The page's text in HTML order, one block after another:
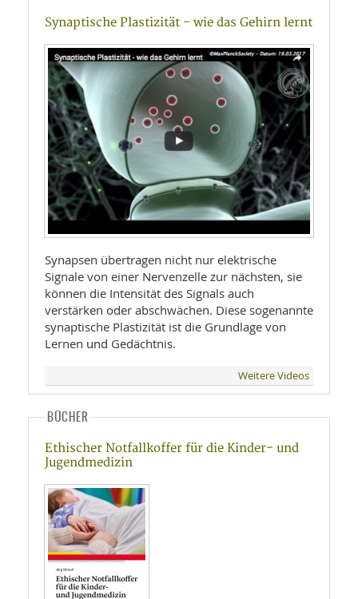
Synaptische Plastizität - wie das Gehirn lernt
Synapsen übertragen nicht nur elektrische
Signale von einer Nervenzelle zur nächsten, sie
können die Intensität des Signals auch
verstärken oder abschwächen. Diese sogenannte
synaptische Plastizität ist die Grundlage von
Lernen und Gedächtnis.
Weitere Videos
BÜCHER
Ethischer Notfallkoffer für die Kinder- und
Jugendmedizin